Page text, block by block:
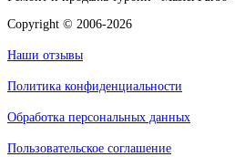
Copyright © 2006-2026
Наши отзывы
Политика конфиденциальности
Обработка персональных данных
Пользовательское соглашение